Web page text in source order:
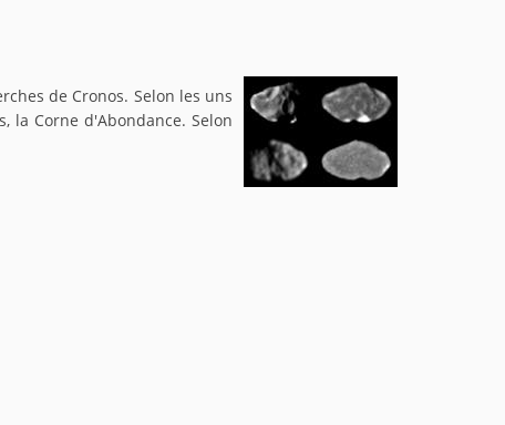
de Cronos. Selon les uns
la Corne d'Abondance. Selon